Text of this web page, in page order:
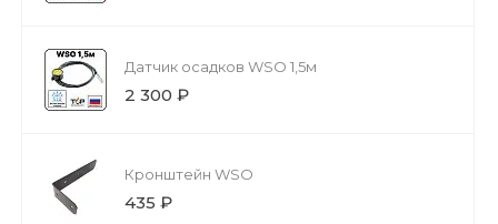
Датчик осадков WSO 1,5м
2 300 ₽
Кронштейн WSO
435 ₽